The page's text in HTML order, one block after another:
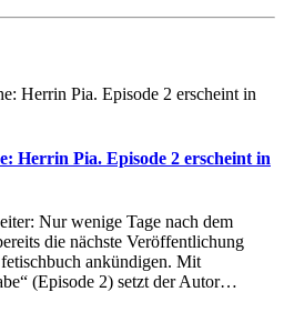
Herrin Pia. Episode 2 erscheint in
Nur wenige Tage nach dem
die nächste Veröffentlichung
ankündigen. Mit
(Episode 2) setzt der Autor…